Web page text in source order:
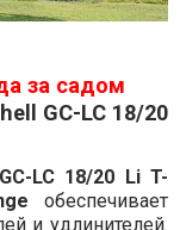
за садом
GC-LC 18/20
LC 18/20 Li T-
обеспечивает
и удлинителей.